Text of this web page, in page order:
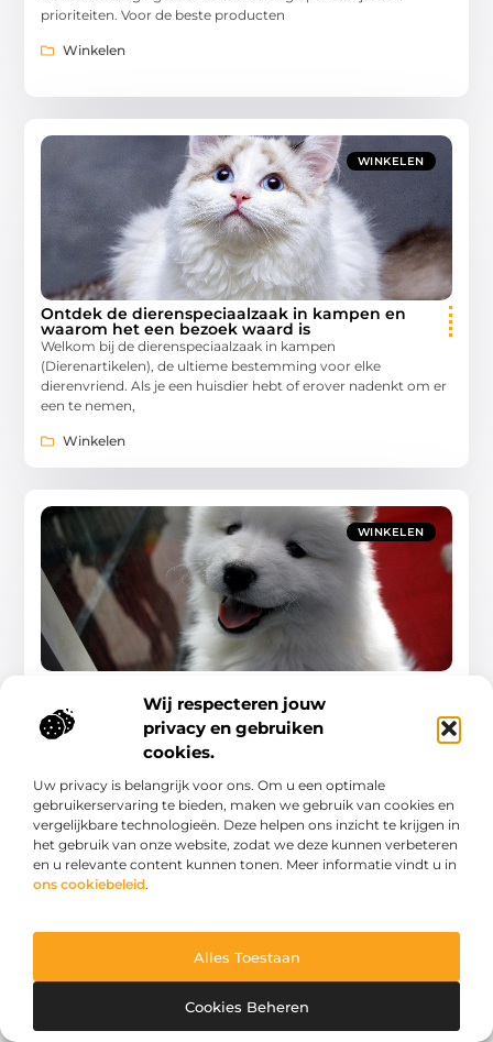
Wij respecteren jouw
privacy en gebruiken
cookies.
Uw privacy is belangrijk voor ons. Om u een optimale
gebruikerservaring te bieden, maken we gebruik van cookies en
vergelijkbare technologieën. Deze helpen ons inzicht te krijgen in
het gebruik van onze website, zodat we deze kunnen verbeteren
en u relevante content kunnen tonen. Meer informatie vindt u in
ons cookiebeleid.
Alles Toestaan
Cookies Beheren
prioriteiten. Voor de beste producten
Winkelen
WINKELEN
Ontdek de dierenspeciaalzaak in kampen en
waarom het een bezoek waard is
Welkom bij de dierenspeciaalzaak in kampen
(Dierenartikelen), de ultieme bestemming voor elke
dierenvriend. Als je een huisdier hebt of erover nadenkt om er
een te nemen,
Winkelen
WINKELEN
Welkom bij de Dierenkliniek in Oldenzaal (Dierenverzorging),
waar de gezondheid en het welzijn van jouw huisdieren onze
hoogste prioriteit zijn. Deze blogpost zal je kennis laten
Winkelen